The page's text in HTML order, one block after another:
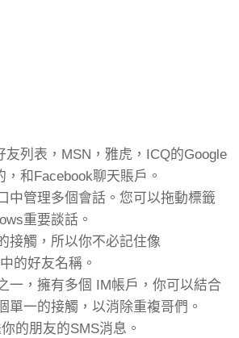
友列表，MSN，雅虎，ICQ的Google
，和Facebook聊天賬戶。
中管理多個會話。您可以拖動標籤
重要談話。
接觸，所以你不必記住像
的好友名稱。
一，擁有多個 IM帳戶，你可以結合
單一的接觸，以消除重複哥們。
的朋友的SMS消息。